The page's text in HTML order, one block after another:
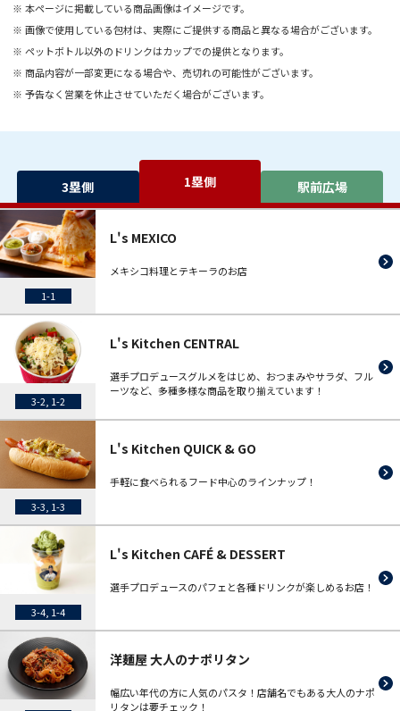
本ページに掲載している商品画像はイメージです。
画像で使用している包材は、実際にご提供する商品と異なる場合がございます。
ペットボトル以外のドリンクはカップでの提供となります。
商品内容が一部変更になる場合や、売切れの可能性がございます。
予告なく営業を休止させていただく場合がございます。
3塁側 1塁側 駅前広場
1-1
L's MEXICO
メキシコ料理とテキーラのお店
3-2, 1-2
L's Kitchen CENTRAL
選手プロデュースグルメをはじめ、おつまみやサラダ、フル
ーツなど、多種多様な商品を取り揃えています！
3-3, 1-3
L's Kitchen QUICK & GO
手軽に食べられるフード中心のラインナップ！
3-4, 1-4
L's Kitchen CAFÉ & DESSERT
選手プロデュースのパフェと各種ドリンクが楽しめるお店！
洋麺屋 大人のナポリタン
幅広い年代の方に人気のパスタ！店舗名でもある大人のナポ
リタンは要チェック！